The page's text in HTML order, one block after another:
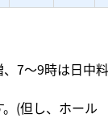
7～9時は日中料
(但し、ホール